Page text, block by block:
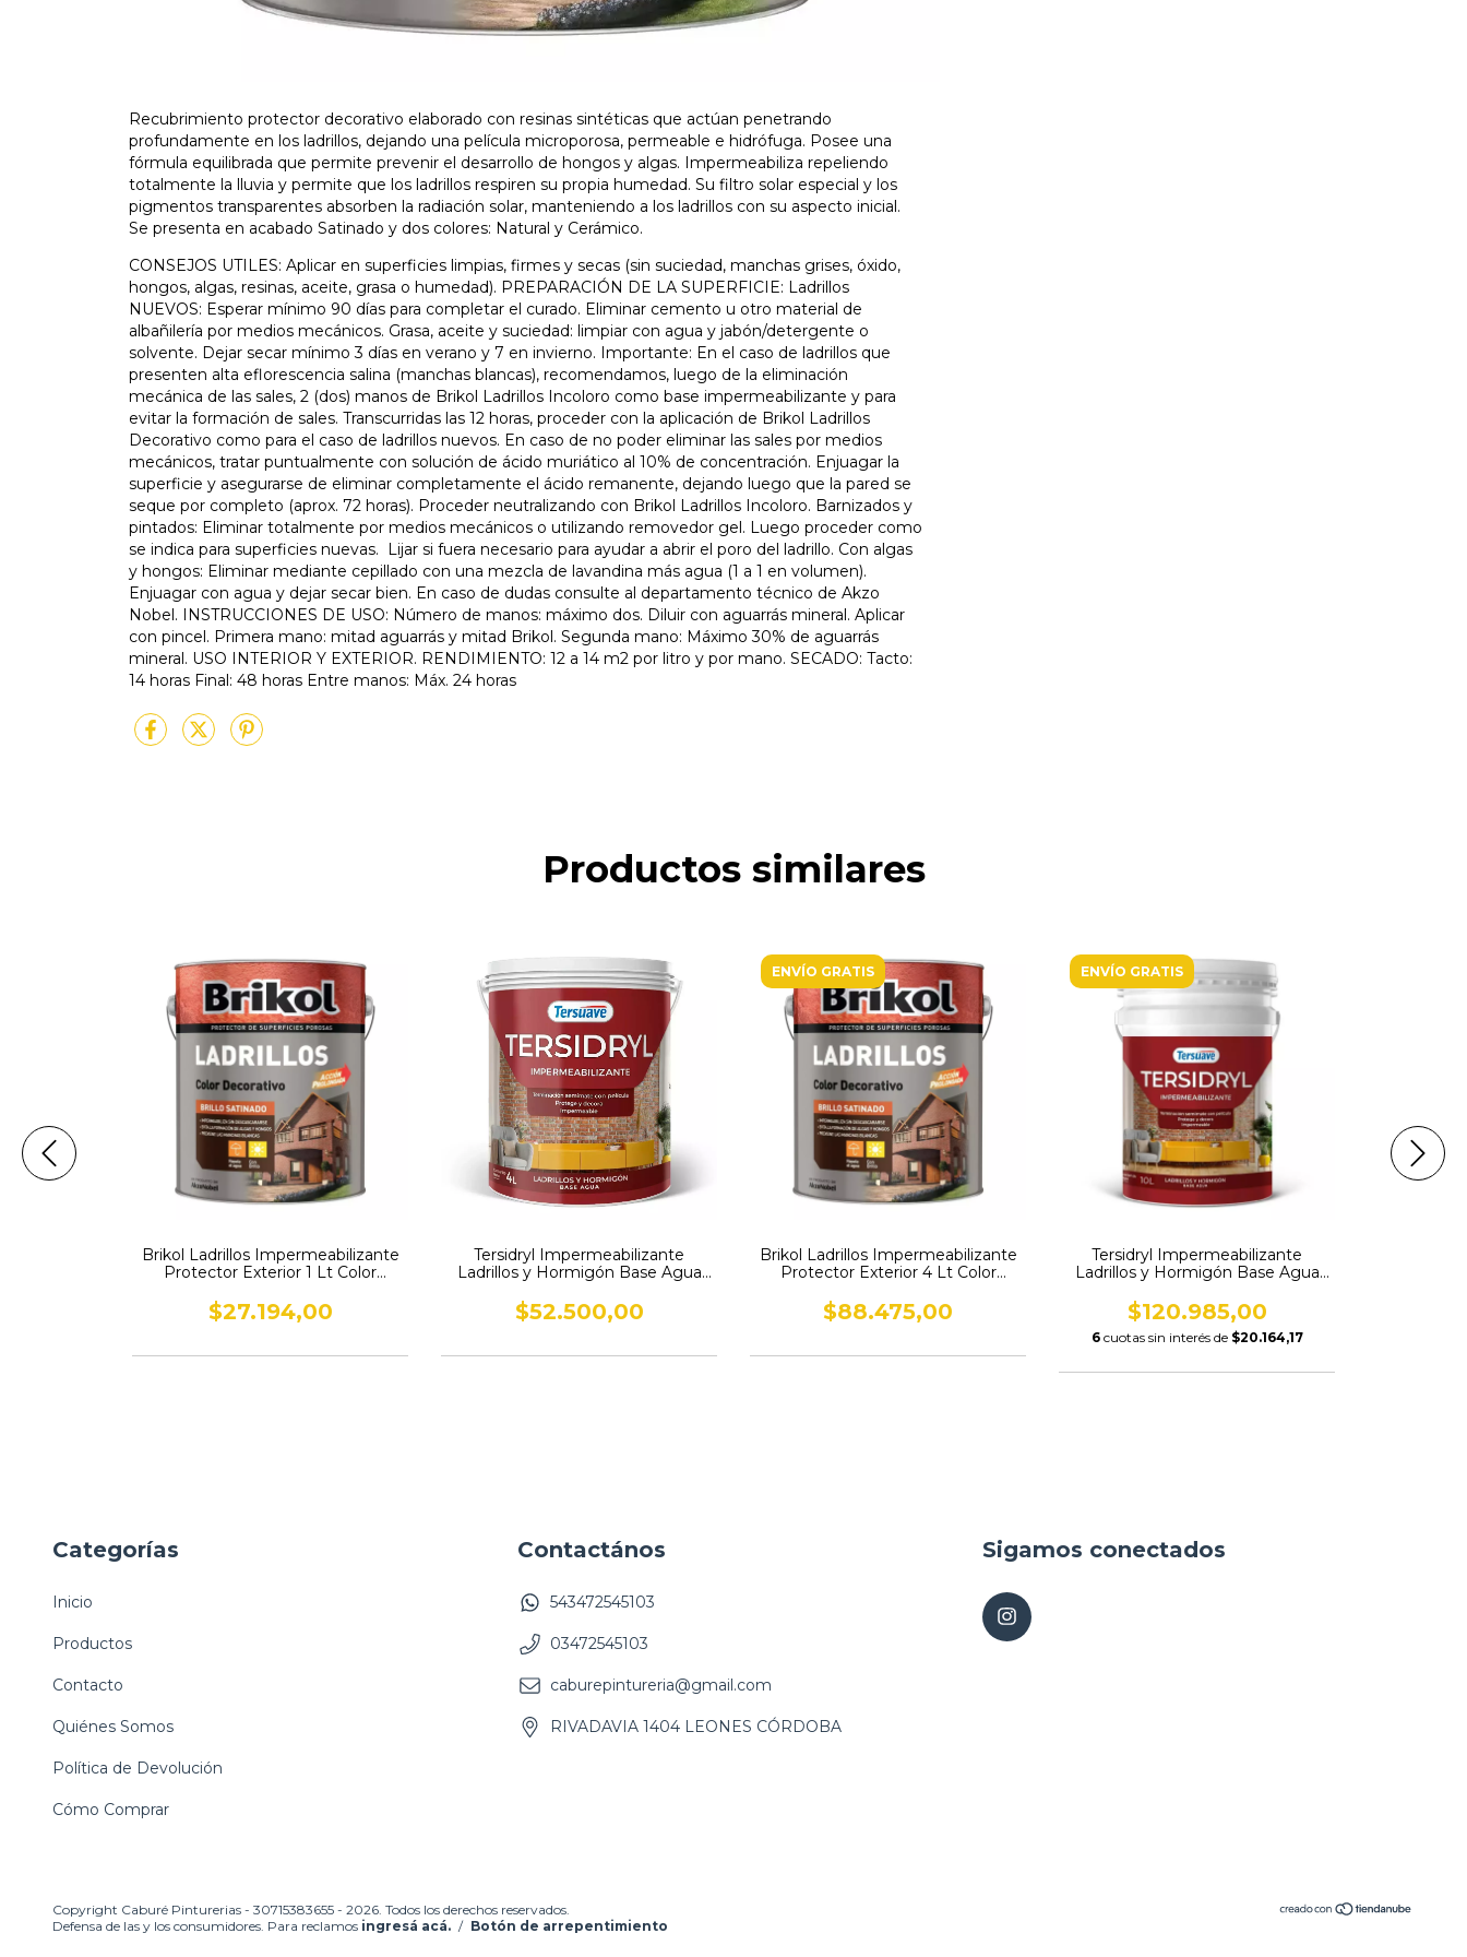
Recubrimiento protector decorativo elaborado con resinas sintéticas que actúan penetrando
profundamente en los ladrillos, dejando una película microporosa, permeable e hidrófuga. Posee una
fórmula equilibrada que permite prevenir el desarrollo de hongos y algas. Impermeabiliza repeliendo
totalmente la lluvia y permite que los ladrillos respiren su propia humedad. Su filtro solar especial y los
pigmentos transparentes absorben la radiación solar, manteniendo a los ladrillos con su aspecto inicial.
Se presenta en acabado Satinado y dos colores: Natural y Cerámico.
CONSEJOS UTILES: Aplicar en superficies limpias, firmes y secas (sin suciedad, manchas grises, óxido,
hongos, algas, resinas, aceite, grasa o humedad). PREPARACIÓN DE LA SUPERFICIE: Ladrillos
NUEVOS: Esperar mínimo 90 días para completar el curado. Eliminar cemento u otro material de
albañilería por medios mecánicos. Grasa, aceite y suciedad: limpiar con agua y jabón/detergente o
solvente. Dejar secar mínimo 3 días en verano y 7 en invierno. Importante: En el caso de ladrillos que
presenten alta eflorescencia salina (manchas blancas), recomendamos, luego de la eliminación
mecánica de las sales, 2 (dos) manos de Brikol Ladrillos Incoloro como base impermeabilizante y para
evitar la formación de sales. Transcurridas las 12 horas, proceder con la aplicación de Brikol Ladrillos
Decorativo como para el caso de ladrillos nuevos. En caso de no poder eliminar las sales por medios
mecánicos, tratar puntualmente con solución de ácido muriático al 10% de concentración. Enjuagar la
superficie y asegurarse de eliminar completamente el ácido remanente, dejando luego que la pared se
seque por completo (aprox. 72 horas). Proceder neutralizando con Brikol Ladrillos Incoloro. Barnizados y
pintados: Eliminar totalmente por medios mecánicos o utilizando removedor gel. Luego proceder como
se indica para superficies nuevas. Lijar si fuera necesario para ayudar a abrir el poro del ladrillo. Con algas
y hongos: Eliminar mediante cepillado con una mezcla de lavandina más agua (1 a 1 en volumen).
Enjuagar con agua y dejar secar bien. En caso de dudas consulte al departamento técnico de Akzo
Nobel. INSTRUCCIONES DE USO: Número de manos: máximo dos. Diluir con aguarrás mineral. Aplicar
con pincel. Primera mano: mitad aguarrás y mitad Brikol. Segunda mano: Máximo 30% de aguarrás
mineral. USO INTERIOR Y EXTERIOR. RENDIMIENTO: 12 a 14 m2 por litro y por mano. SECADO: Tacto:
14 horas Final: 48 horas Entre manos: Máx. 24 horas
Productos similares
Brikol Ladrillos Impermeabilizante
Protector Exterior 1 Lt Color
$27.194,00
Tersidryl Impermeabilizante
Ladrillos y Hormigón Base Agua
$52.500,00
ENVÍO GRATIS
Brikol Ladrillos Impermeabilizante
Protector Exterior 4 Lt Color
$88.475,00
ENVÍO GRATIS
Tersidryl Impermeabilizante
Ladrillos y Hormigón Base Agua
$120.985,00
6 cuotas sin interés de $20.164,17
Categorías
Inicio
Productos
Contacto
Quiénes Somos
Política de Devolución
Cómo Comprar
Contactános
543472545103
03472545103
caburepintureria@gmail.com
RIVADAVIA 1404 LEONES CÓRDOBA
Sigamos conectados
Copyright Caburé Pinturerias - 30715383655 - 2026. Todos los derechos reservados.
Defensa de las y los consumidores. Para reclamos ingresá acá. / Botón de arrepentimiento